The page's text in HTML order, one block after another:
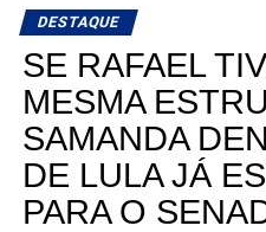
DESTAQUE
SE RAFAEL
MESMA
SAMANDA
DE LULA JÁ
PARA O